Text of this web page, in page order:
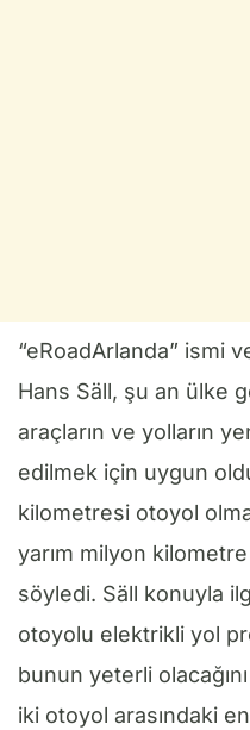
“eRoadArlanda” ismi
Hans Säll, şu an ülke
araçların ve yolların
edilmek için uygun
kilometresi otoyol
yarım milyon
söyledi. Säll konuyla
otoyolu elektrikli yol
bunun yeterli
iki otoyol arasındaki